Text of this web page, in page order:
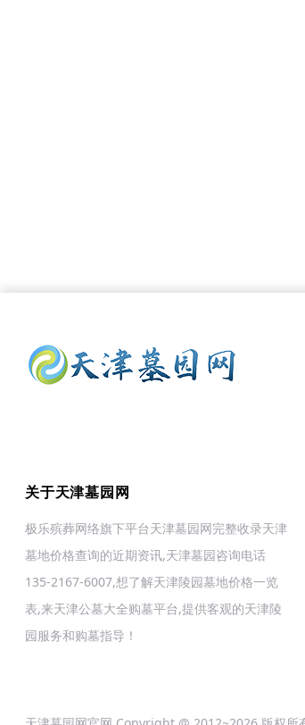
关于天津墓园网
极乐殡葬网络旗下平台天津墓园网完整收录天津
墓地价格查询的近期资讯,天津墓园咨询电话
135-2167-6007,想了解天津陵园墓地价格一览
表,来天津公墓大全购墓平台,提供客观的天津陵
园服务和购墓指导！